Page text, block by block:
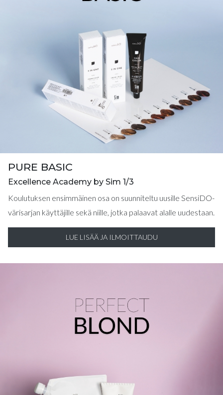
PURE BASIC
Excellence Academy by Sim 1/3
Koulutuksen ensimmäinen osa on suunniteltu uusille SensiDO-
värisarjan käyttäjille sekä niille, jotka palaavat alalle uudestaan.
LUE LISÄÄ JA ILMOITTAUDU